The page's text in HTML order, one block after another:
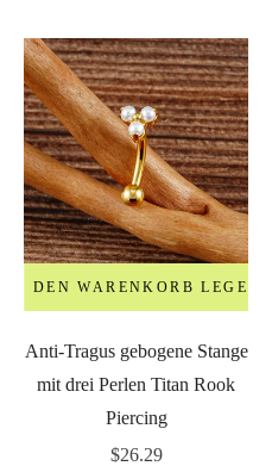
IN DEN WARENKORB LEGEN
Anti-Tragus gebogene Stange
mit drei Perlen Titan Rook
Piercing
Regulärer
$26.29